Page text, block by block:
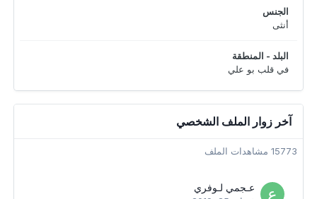
الجنس
أنثى
البلد - المنطقة
في قلب بو علي
آخر زوار الملف الشخصي
15773 مشاهدات الملف
عـجمي لـوفري